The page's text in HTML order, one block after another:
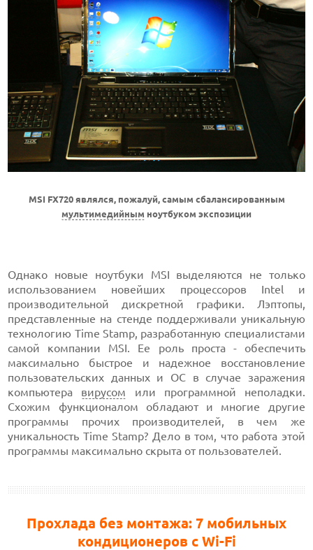
MSI FX720 являлся, пожалуй, самым сбалансированным
мультимедийным ноутбуком экспозиции
Однако новые ноутбуки MSI выделяются не только
использованием новейших процессоров Intel и
производительной дискретной графики. Лэптопы,
представленные на стенде поддерживали уникальную
технологию Time Stamp, разработанную специалистами
самой компании MSI. Ее роль проста - обеспечить
максимально быстрое и надежное восстановление
пользовательских данных и ОС в случае заражения
компьютера вирусом или программной неполадки.
Схожим функционалом обладают и многие другие
программы прочих производителей, в чем же
уникальность Time Stamp? Дело в том, что работа этой
программы максимально скрыта от пользователей.
Прохлада без монтажа: 7 мобильных
кондиционеров с Wi-Fi